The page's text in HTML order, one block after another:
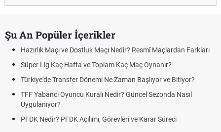
Şu An Popüler İçerikler
Hazırlık Maçı ve Dostluk Maçı Nedir? Resmî Maçlardan Farkları
Süper Lig Kaç Hafta ve Toplam Kaç Maç Oynanır?
Türkiye'de Transfer Dönemi Ne Zaman Başlıyor ve Bitiyor?
TFF Yabancı Oyuncu Kuralı Nedir? Güncel Sezonda Nasıl
Uygulanıyor?
PFDK Nedir? PFDK Açılımı, Görevleri ve Karar Süreci